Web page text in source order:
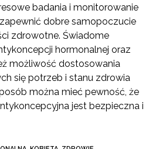
badania i monitorowanie
dobre samopoczucie
zdrowotne. Świadome
hormonalnej oraz
możliwość dostosowania
się potrzeb i stanu zdrowia
można mieć pewność, że
jest bezpieczna i